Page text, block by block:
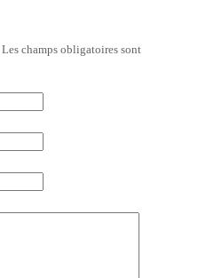
Les champs obligatoires sont